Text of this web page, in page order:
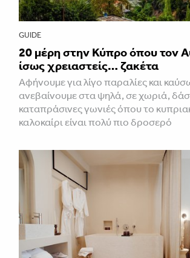
GUIDE
20 μέρη στην Κύπρο όπου τον
ίσως χρειαστείς… ζακέτα
Αφήνουμε για λίγο παραλίες και
ανεβαίνουμε στα ψηλά, σε χωριά,
καταπράσινες γωνιές όπου το
καλοκαίρι είναι πολύ πιο δροσερό